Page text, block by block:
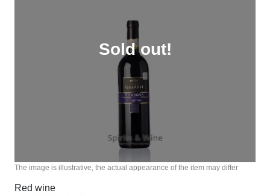
Sold out!
The image is illustrative, the actual appearance of the item may differ
Red wine